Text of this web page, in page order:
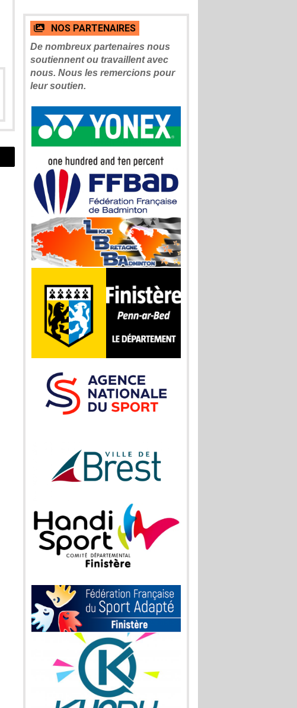
NOS PARTENAIRES
De nombreux partenaires nous
soutiennent ou travaillent avec
nous. Nous les remercions pour
leur soutien.